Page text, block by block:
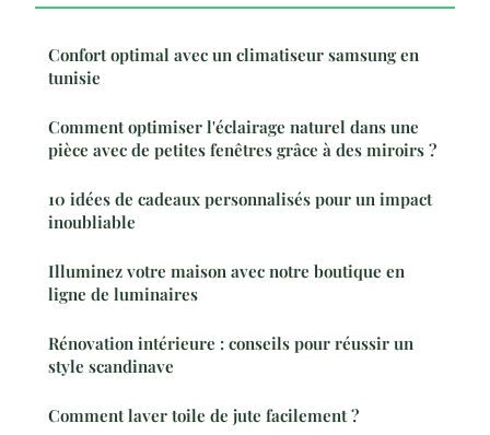
Confort optimal avec un climatiseur samsung en
tunisie
Comment optimiser l'éclairage naturel dans une
pièce avec de petites fenêtres grâce à des miroirs ?
10 idées de cadeaux personnalisés pour un impact
inoubliable
Illuminez votre maison avec notre boutique en
ligne de luminaires
Rénovation intérieure : conseils pour réussir un
style scandinave
Comment laver toile de jute facilement ?